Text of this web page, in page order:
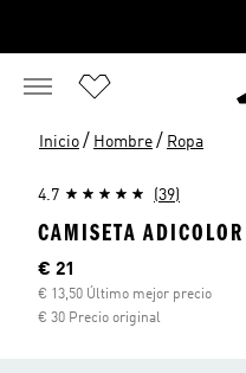
Inicio / Hombre / Ropa
4.7 (39)
CAMISETA
Precio actual
€ 21
€ 13,50 Último mejor precio
€ 30 Precio original